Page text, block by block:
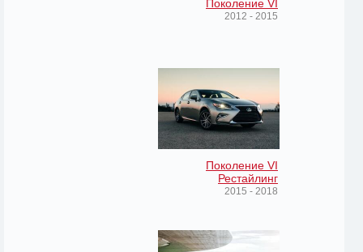
Поколение VI
2012 - 2015
Поколение VI
Рестайлинг
2015 - 2018